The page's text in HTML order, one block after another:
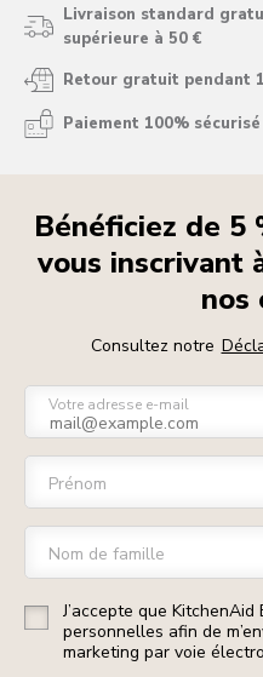
Livraison standard
supérieure à 50 €
Retour gratuit pendant
Paiement 100% sécurisé
Bénéficiez de 5
vous inscrivant
nos
Consultez notre
Votre adresse e-mail
Prénom
Nom de famille
J’accepte que
personnelles afin de
marketing par voie